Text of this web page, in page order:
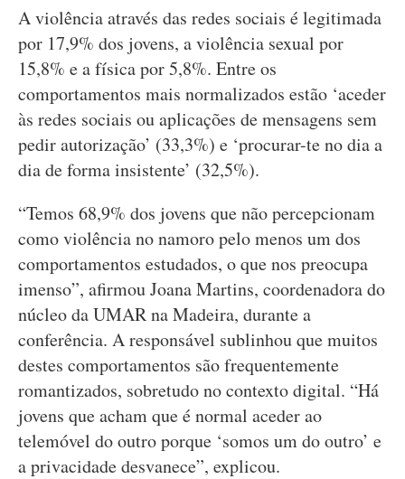
A violência através das redes sociais é legitimada
por 17,9% dos jovens, a violência sexual por
15,8% e a física por 5,8%. Entre os
comportamentos mais normalizados estão ‘aceder
às redes sociais ou aplicações de mensagens sem
pedir autorização’ (33,3%) e ‘procurar-te no dia a
dia de forma insistente’ (32,5%).
“Temos 68,9% dos jovens que não percepcionam
como violência no namoro pelo menos um dos
comportamentos estudados, o que nos preocupa
imenso”, afirmou Joana Martins, coordenadora do
núcleo da UMAR na Madeira, durante a
conferência. A responsável sublinhou que muitos
destes comportamentos são frequentemente
romantizados, sobretudo no contexto digital. “Há
jovens que acham que é normal aceder ao
telemóvel do outro porque ‘somos um do outro’ e
a privacidade desvanece”, explicou.